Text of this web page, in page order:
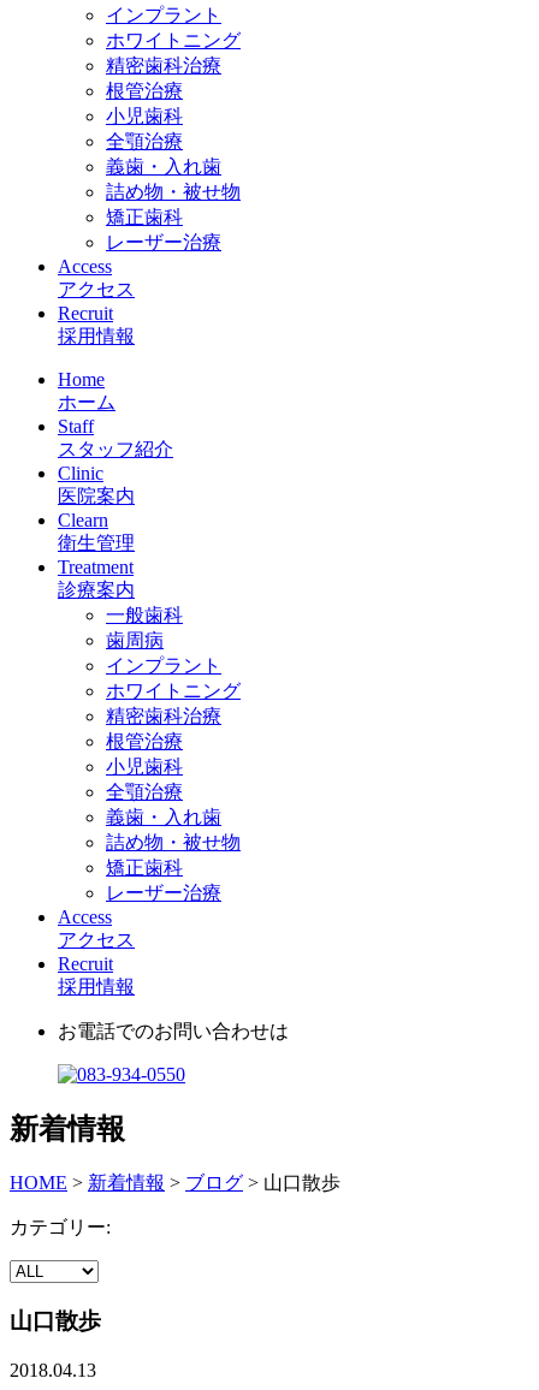
インプラント
ホワイトニング
精密歯科治療
根管治療
小児歯科
全顎治療
義歯・入れ歯
詰め物・被せ物
矯正歯科
レーザー治療
Access
アクセス
Recruit
採用情報
Home
ホーム
Staff
スタッフ紹介
Clinic
医院案内
Clearn
衛生管理
Treatment
診療案内
一般歯科
歯周病
インプラント
ホワイトニング
精密歯科治療
根管治療
小児歯科
全顎治療
義歯・入れ歯
詰め物・被せ物
矯正歯科
レーザー治療
Access
アクセス
Recruit
採用情報
お電話でのお問い合わせは
新着情報
HOME > 新着情報 > ブログ > 山口散歩
カテゴリー:
山口散歩
2018.04.13